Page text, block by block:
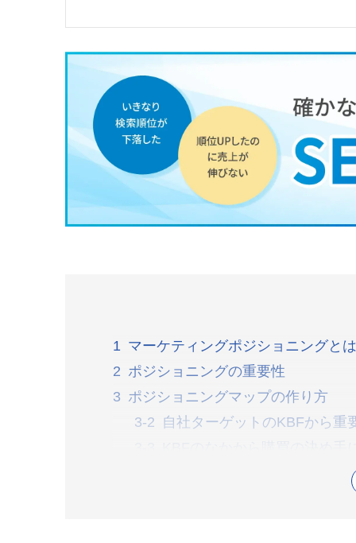
マーケティングポジショニングとは
ポジショニングの重要性
ポジショニングマップの作り方
自社ターゲットのKBFから重
自社と競合他社の商品やサ